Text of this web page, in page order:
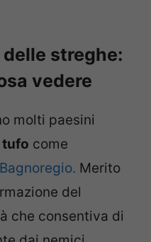
streghe:
vedere
molti paesini
tufo come
Merito
del
che consentiva di